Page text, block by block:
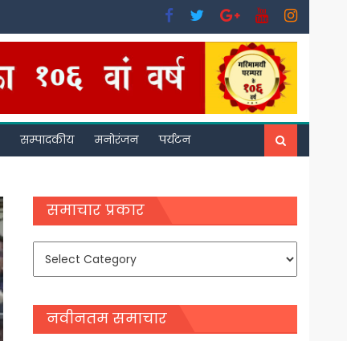
सम्पादकीय मनोरंजन पर्यटन
समाचार प्रकार
समाचार
नवीनतम समाचार